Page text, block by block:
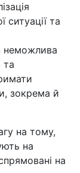
ситуації та
неможлива
та
зокрема й
на тому,
на
на